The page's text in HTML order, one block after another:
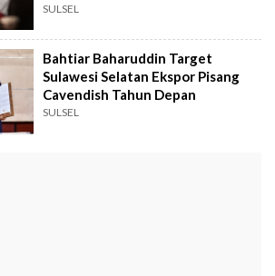
SULSEL
Bahtiar Baharuddin Target
Sulawesi Selatan Ekspor Pisang
Cavendish Tahun Depan
SULSEL